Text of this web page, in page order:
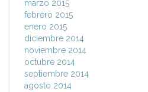
marzo 2015
febrero 2015
enero 2015
diciembre 2014
noviembre 2014
octubre 2014
septiembre 2014
agosto 2014